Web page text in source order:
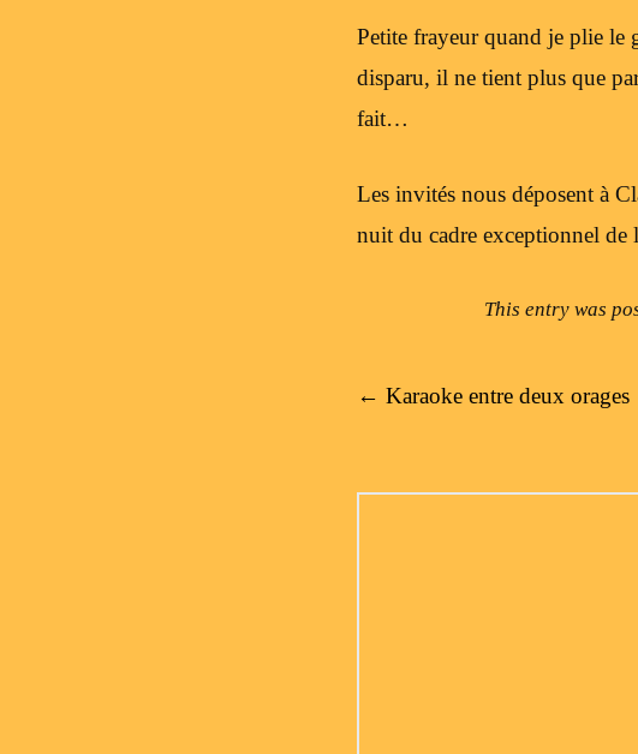
Petite frayeur quand je plie le
disparu, il ne tient plus que
fait…
Les invités nous déposent à
nuit du cadre exceptionnel
This entry was
Post navigation
← Karaoke entre deux orages